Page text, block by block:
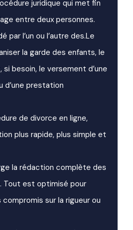
juridique qui met fin
entre deux personnes.
par l’un ou l’autre des.Le
la garde des enfants, le
besoin, le versement d’une
d’une prestation
de divorce en ligne,
plus rapide, plus simple et
la rédaction complète des
Tout est optimisé pour
sur la rigueur ou